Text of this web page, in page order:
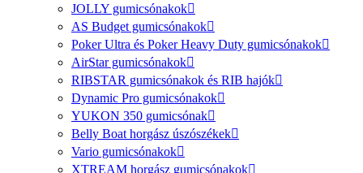
JOLLY gumicsónakok
AS Budget gumicsónakok
Poker Ultra és Poker Heavy Duty gumicsónakok
AirStar gumicsónakok
RIBSTAR gumicsónakok és RIB hajók
Dynamic Pro gumicsónakok
YUKON 350 gumicsónak
Belly Boat horgász úszószékek
Vario gumicsónakok
XTREAM horgász gumicsónakok